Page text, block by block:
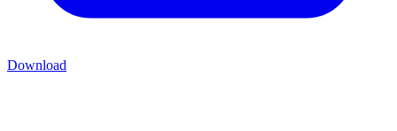
Download